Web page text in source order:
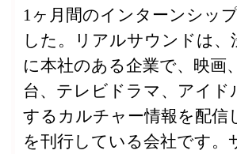
1ヶ月間のインターンシッ
した。リアルサウンドは、
に本社のある企業で、映画
台、テレビドラマ、アイド
するカルチャー情報を配信
を刊行している会社です。